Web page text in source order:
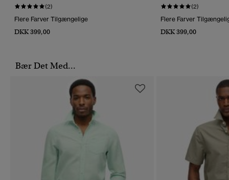
(2)
Flere Farver Tilgængelige
DKK 399,00
(2)
Flere Farver
DKK 399,00
Bær Det Med...